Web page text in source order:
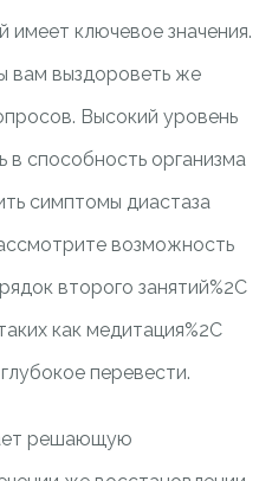
имеет ключевое значения.
вам выздороветь же
Высокий уровень
в способность организма
симптомы диастаза
возможность
второго занятий%2C
как медитация%2C
перевести.
решающую